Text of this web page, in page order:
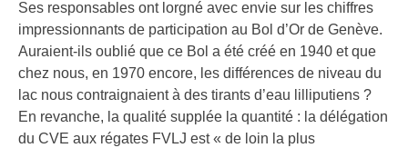
Ses responsables ont lorgné avec envie sur les chiffres
impressionnants de participation au Bol d’Or de Genève.
Auraient-ils oublié que ce Bol a été créé en 1940 et que
chez nous, en 1970 encore, les différences de niveau du
lac nous contraignaient à des tirants d’eau lilliputiens ?
En revanche, la qualité supplée la quantité : la délégation
du CVE aux régates FVLJ est « de loin la plus